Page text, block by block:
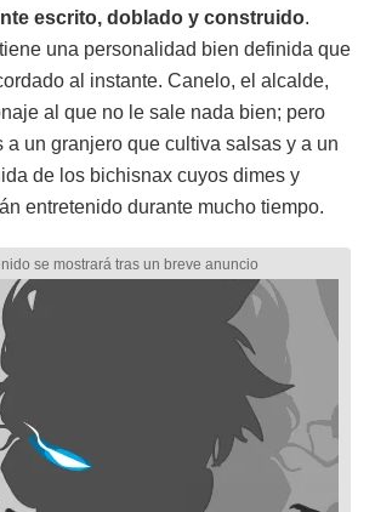
escrito, doblado y construido.
una personalidad bien definida que
al instante. Canelo, el alcalde,
al que no le sale nada bien; pero
a un granjero que cultiva salsas y a un
de los bichisnax cuyos dimes y
entretenido durante mucho tiempo.